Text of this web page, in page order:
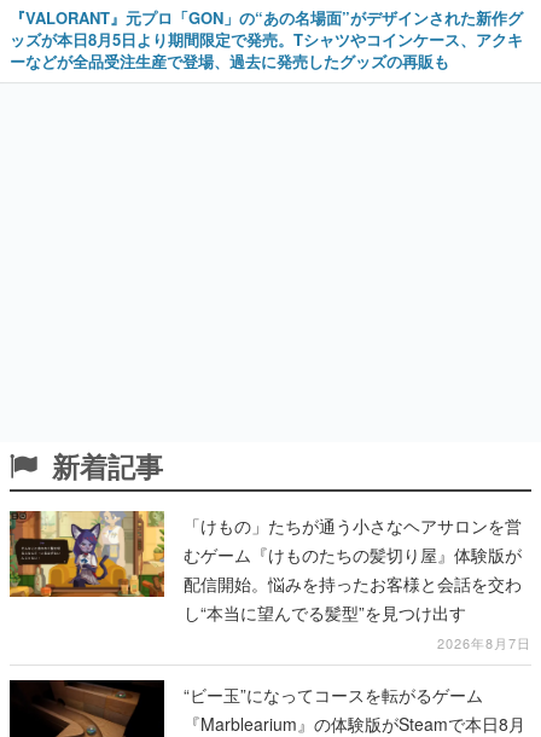
『VALORANT』元プロ「GON」の“あの名場面”がデザインされた新作グ
ッズが本日8月5日より期間限定で発売。Tシャツやコインケース、アクキ
ーなどが全品受注生産で登場、過去に発売したグッズの再販も
新着記事
「けもの」たちが通う小さなヘアサロンを営
むゲーム『けものたちの髪切り屋』体験版が
配信開始。悩みを持ったお客様と会話を交わ
し“本当に望んでる髪型”を見つけ出す
2026年8月7日
“ビー玉”になってコースを転がるゲーム
『Marblearium』の体験版がSteamで本日8月